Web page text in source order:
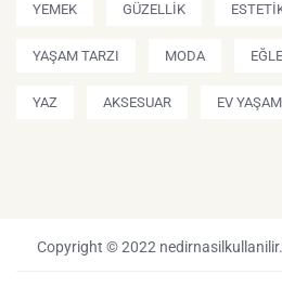
YEMEK GÜZELLIK
YAŞAM TARZI MODA
YAZ AKSESUAR EV
Copyright © 2022